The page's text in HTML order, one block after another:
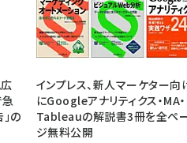
の
インプレス、新人マーケター向
にGoogleアナリティクス・MA・
Tableauの解説書3冊を全ペ
ジ無料公開